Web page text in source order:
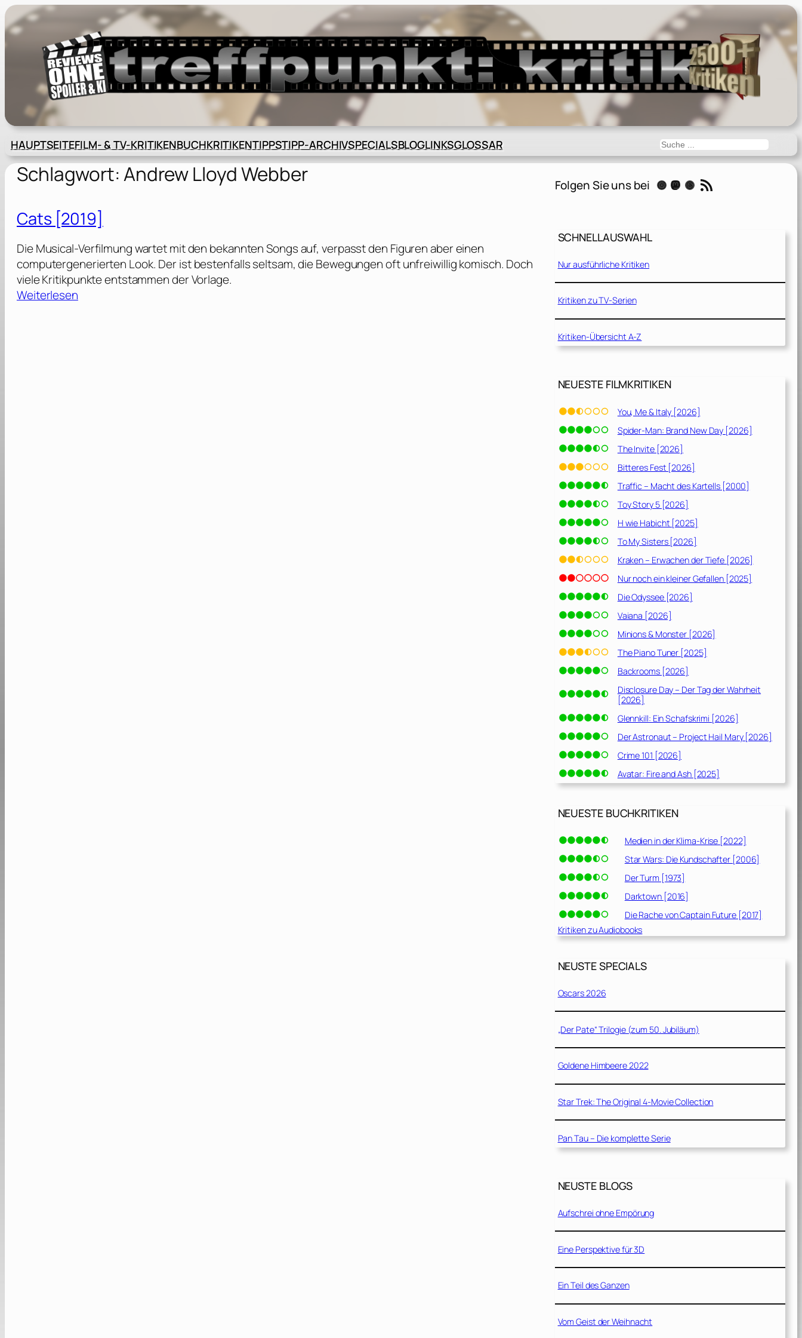
Zum
Inhalt
springen
HAUPTSEITEFILM- & TV-KRITIKENBUCHKRITIKENTIPPSTIPP-ARCHIVSPECIALSBLOGLINKSGLOSSAR Suchen
Schlagwort:Andrew Lloyd Webber
Cats [2019]
Die Musical-Verfilmung wartet mit den bekannten Songs auf, verpasst den Figuren aber einen
computergenerierten Look. Der ist bestenfalls seltsam, die Bewegungen oft unfreiwillig komisch. Doch
viele Kritikpunkte entstammen der Vorlage.
Weiterlesen:
Folgen Sie uns bei Instagram Mastodon Threads RSS-Feed
SCHNELLAUSWAHL
Nur ausführliche Kritiken
Kritiken zu TV-Serien
Kritiken-Übersicht A-Z
NEUESTE FILMKRITIKEN
You, Me & Italy [2026]
Spider-Man: Brand New Day [2026]
The Invite [2026]
Bitteres Fest [2026]
Traffic – Macht des Kartells [2000]
Toy Story 5 [2026]
H wie Habicht [2025]
To My Sisters [2026]
Kraken – Erwachen der Tiefe [2026]
Nur noch ein kleiner Gefallen [2025]
Die Odyssee [2026]
Vaiana [2026]
Minions & Monster [2026]
The Piano Tuner [2025]
Backrooms [2026]
Disclosure Day – Der Tag der Wahrheit
[2026]
Glennkill: Ein Schafskrimi [2026]
Der Astronaut – Project Hail Mary [2026]
Crime 101 [2026]
Avatar: Fire and Ash [2025]
NEUESTE BUCHKRITIKEN
Medien in der Klima-Krise [2022]
Star Wars: Die Kundschafter [2006]
Der Turm [1973]
Darktown [2016]
Die Rache von Captain Future [2017]
Kritiken zu Audiobooks
NEUSTE SPECIALS
Oscars 2026
„Der Pate“ Trilogie (zum 50. Jubiläum)
Goldene Himbeere 2022
Star Trek: The Original 4-Movie Collection
Pan Tau – Die komplette Serie
NEUSTE BLOGS
Aufschrei ohne Empörung
Eine Perspektive für 3D
Ein Teil des Ganzen
Vom Geist der Weihnacht